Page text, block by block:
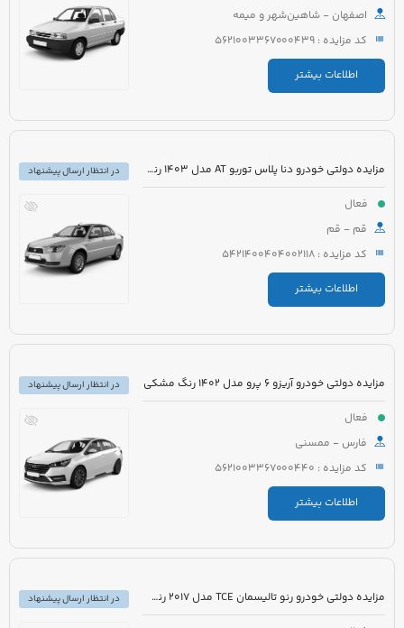
اصفهان - شاهین‌شهر و میمه
کد مزایده : 5621003367000439
اطلاعات بیشتر
مزایده دولتی خودرو دنا پلاس توربو AT مدل 1403 رنگ سفید روغنی
فعال
قم - قم
کد مزایده : 5421400404002118
اطلاعات بیشتر
در انتظار ارسال پیشنهاد
مزایده دولتی خودرو آریزو 6 پرو مدل 1402 رنگ مشکی
فعال
فارس - ممسنی
کد مزایده : 5621003367000440
اطلاعات بیشتر
در انتظار ارسال پیشنهاد
مزایده دولتی خودرو رنو تالیسمان TCE مدل 2017 رنگ مشکی متالیک
در انتظار ارسال پیشنهاد